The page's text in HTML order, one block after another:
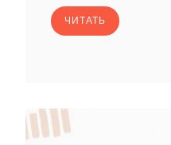
ЧИТАТЬ